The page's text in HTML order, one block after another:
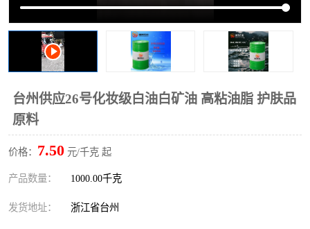
台州供应26号化妆级白油白矿油 高粘油脂 护肤品
原料
价格： 7.50 元/千克 起
产品数量： 1000.00千克
发货地址： 浙江省台州